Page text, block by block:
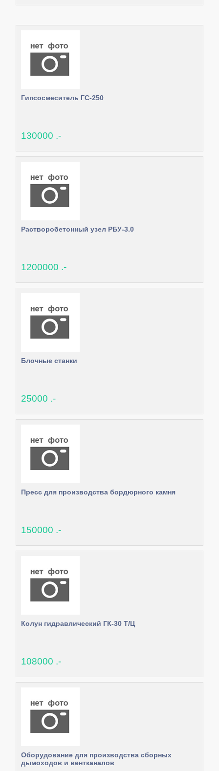
Гипсосмеситель ГС-250
130000 .-
Растворобетонный узел РБУ-3.0
1200000 .-
Блочные станки
25000 .-
Пресс для производства бордюрного камня
150000 .-
Колун гидравлический ГК-30 Т/Ц
108000 .-
Оборудование для производства сборных
дымоходов и вентканалов